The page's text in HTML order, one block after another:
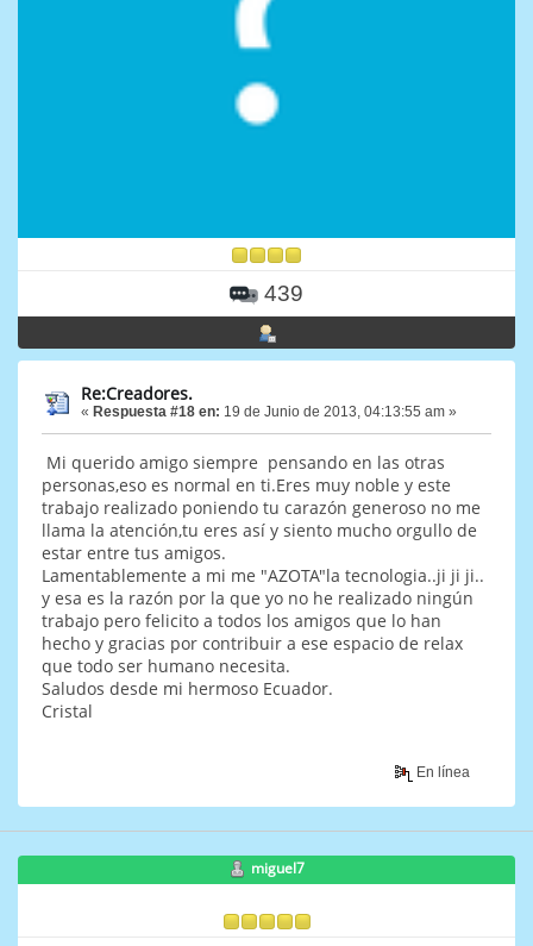
439
Re:Creadores.
« Respuesta #18 en: 19 de Junio de 2013, 04:13:55 am »
Mi querido amigo siempre pensando en las otras
personas,eso es normal en ti.Eres muy noble y este
trabajo realizado poniendo tu carazón generoso no me
llama la atención,tu eres así y siento mucho orgullo de
estar entre tus amigos.
Lamentablemente a mi me "AZOTA"la tecnologia..ji ji ji..
y esa es la razón por la que yo no he realizado ningún
trabajo pero felicito a todos los amigos que lo han
hecho y gracias por contribuir a ese espacio de relax
que todo ser humano necesita.
Saludos desde mi hermoso Ecuador.
Cristal
En línea
miguel7